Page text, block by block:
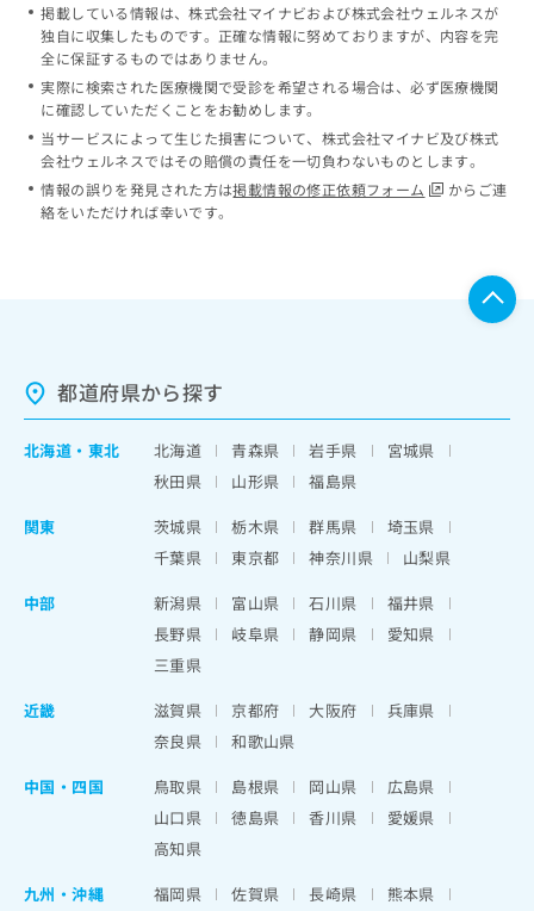
掲載している情報は、株式会社マイナビおよび株式会社ウェルネスが
独自に収集したものです。正確な情報に努めておりますが、内容を完
全に保証するものではありません。
実際に検索された医療機関で受診を希望される場合は、必ず医療機関
に確認していただくことをお勧めします。
当サービスによって生じた損害について、株式会社マイナビ及び株式
会社ウェルネスではその賠償の責任を一切負わないものとします。
情報の誤りを発見された方は掲載情報の修正依頼フォーム
からご連
絡をいただければ幸いです。
都道府県から探す
北海道 ・ 東北 北海道 青森県 岩手県
宮城県
秋田県
山形県
福島県
関東
茨城県 栃木県 群馬県
埼玉県
千葉県
東京都 神奈川県
山梨県
中部
新潟県 富山県 石川県
福井県
長野県
岐阜県 静岡県
愛知県
三重県
近畿
滋賀県 京都府 大阪府
兵庫県
奈良県
和歌山県
中国・四国
鳥取県 島根県 岡山県
広島県
山口県
徳島県 香川県
愛媛県
高知県
九州・沖縄
福岡県 佐賀県 長崎県
熊本県